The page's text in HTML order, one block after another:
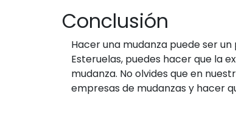
Conclusión
Hacer una mudanza puede ser
Esteruelas, puedes hacer que la
mudanza. No olvides que en
empresas de mudanzas y hacer